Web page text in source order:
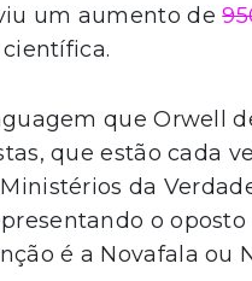
um aumento de
que Orwell
que estão cada
da
o
é a Novafala ou